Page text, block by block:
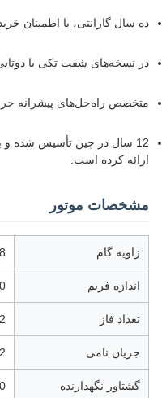
ده سال گارانتی، با اطمینان خرید
در نسخه‌های شفت تکی یا
متخصص راه‌حل‌های پیشرانه
ارائه کرده است.
مشخصات موتور
زاویه گام 1.8 درجه
اندازه فریم 40
تعداد فاز
جریان نامی 1.2 آمپر
گشتاور نگهدارنده 480